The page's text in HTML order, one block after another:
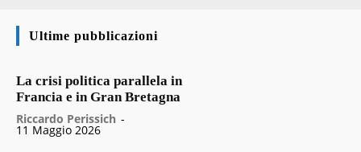
Ultime pubblicazioni
La crisi politica parallela in
Francia e in Gran Bretagna
Riccardo Perissich -
11 Maggio 2026